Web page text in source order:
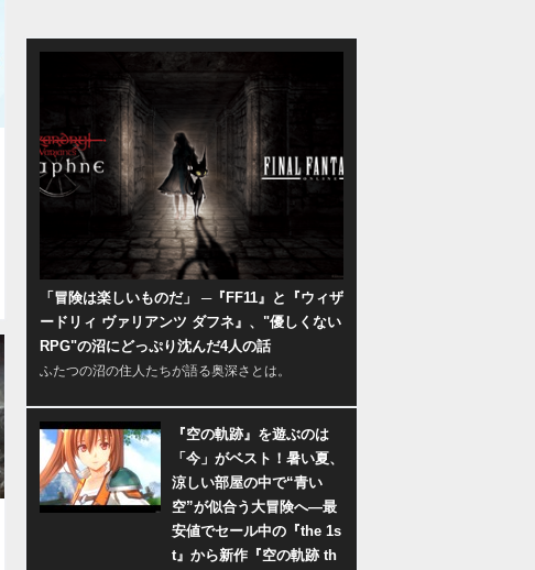
「冒険は楽しいものだ」 ─『FF11』と『ウィザ
ードリィ ヴァリアンツ ダフネ』、"優しくない
RPG"の沼にどっぷり沈んだ4人の話
ふたつの沼の住人たちが語る奥深さとは。
『空の軌跡』を遊ぶのは
「今」がベスト！暑い夏、
涼しい部屋の中で“青い
空”が似合う大冒険へ―最
安値でセール中の『the 1s
t』から新作『空の軌跡 th